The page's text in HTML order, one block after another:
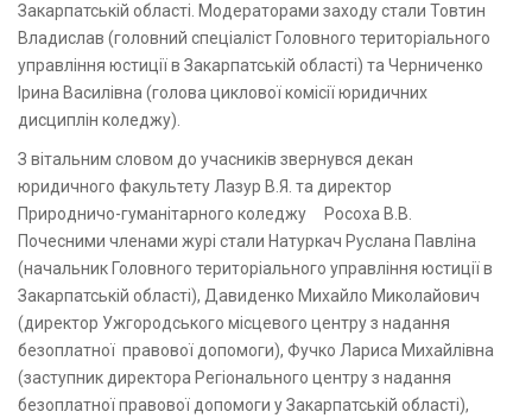
Закарпатській області. Модераторами заходу стали Товтин
Владислав (головний спеціаліст Головного територіального
управління юстиції в Закарпатській області) та Черниченко
Ірина Василівна (голова циклової комісії юридичних
дисциплін коледжу).
З вітальним словом до учасників звернувся декан
юридичного факультету Лазур В.Я. та директор
Природничо-гуманітарного коледжу Росоха В.В.
Почесними членами журі стали Натуркач Руслана Павліна
(начальник Головного територіального управління юстиції в
Закарпатській області), Давиденко Михайло Миколайович
(директор Ужгородського місцевого центру з надання
безоплатної правової допомоги), Фучко Лариса Михайлівна
(заступник директора Регіонального центру з надання
безоплатної правової допомоги у Закарпатській області),